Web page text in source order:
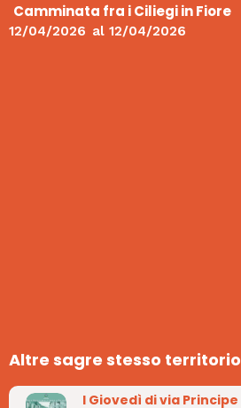
Camminata fra i Ciliegi in Fiore
12/04/2026 al 12/04/2026
Altre sagre stesso territorio
I Giovedì di via Principe